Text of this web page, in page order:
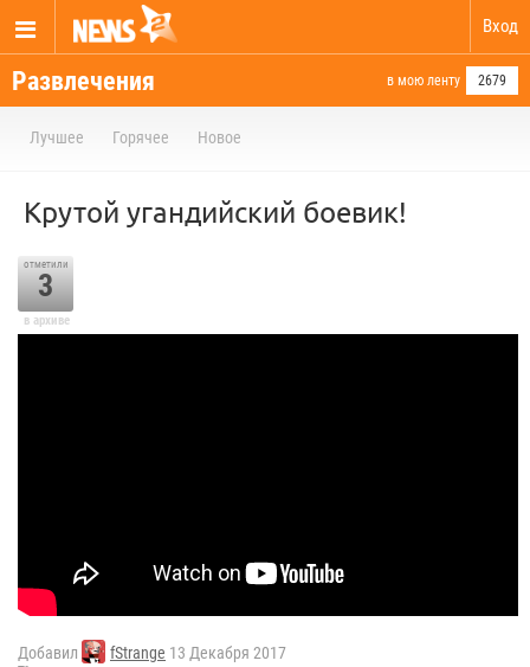
Вход
Развлечения в мою ленту 2679
Лучшее Горячее Новое
Крутой угандийский боевик!
отметили
3
в архиве
Добавил fStrange 13 Декабря 2017